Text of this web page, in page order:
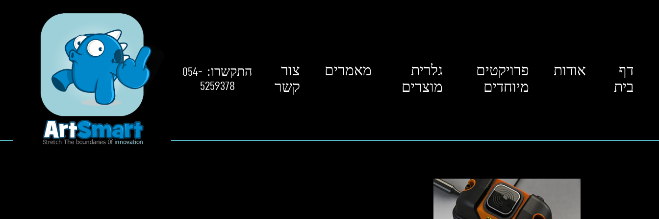
דף
בית
אודות
פרויקטים
מיוחדים
גלרית
מוצרים
מאמרים
צור
קשר
התקשרו: 054-
5259378